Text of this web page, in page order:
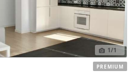
1/1
PREMIUM